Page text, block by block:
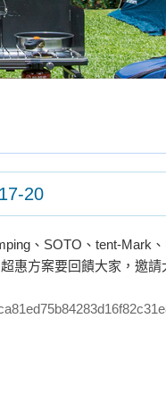
20
、SOTO、tent-Mark
惠方案要回饋大家，邀